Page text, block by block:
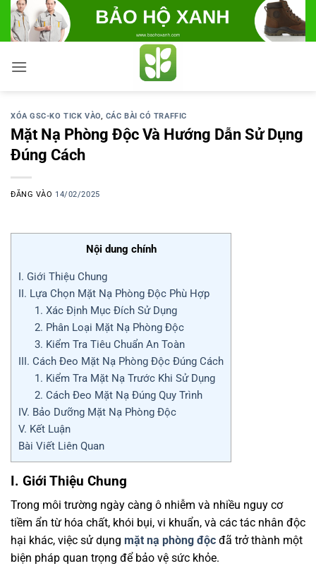
Bỏ
qua
nội
dung
XÓA GSC-KO TICK VÀO, CÁC BÀI CÓ TRAFFIC
Mặt Nạ Phòng Độc Và Hướng Dẫn Sử Dụng
Đúng Cách
ĐĂNG VÀO 14/02/2025
Nội dung chính
I. Giới Thiệu Chung
II. Lựa Chọn Mặt Nạ Phòng Độc Phù Hợp
1. Xác Định Mục Đích Sử Dụng
2. Phân Loại Mặt Nạ Phòng Độc
3. Kiểm Tra Tiêu Chuẩn An Toàn
III. Cách Đeo Mặt Nạ Phòng Độc Đúng Cách
1. Kiểm Tra Mặt Nạ Trước Khi Sử Dụng
2. Cách Đeo Mặt Nạ Đúng Quy Trình
IV. Bảo Dưỡng Mặt Nạ Phòng Độc
V. Kết Luận
Bài Viết Liên Quan
I. Giới Thiệu Chung
Trong môi trường ngày càng ô nhiễm và nhiều nguy cơ
tiềm ẩn từ hóa chất, khói bụi, vi khuẩn, và các tác nhân độc
hại khác, việc sử dụng mặt nạ phòng độc đã trở thành một
biện pháp quan trọng để bảo vệ sức khỏe.